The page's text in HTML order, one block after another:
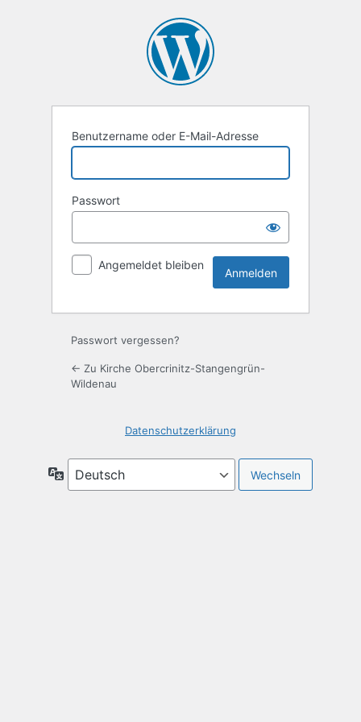
Benutzername oder E-Mail-Adresse
Passwort
Angemeldet bleiben
Passwort vergessen?
← Zu Kirche Obercrinitz-Stangengrün-
Wildenau
Datenschutzerklärung
Sprache